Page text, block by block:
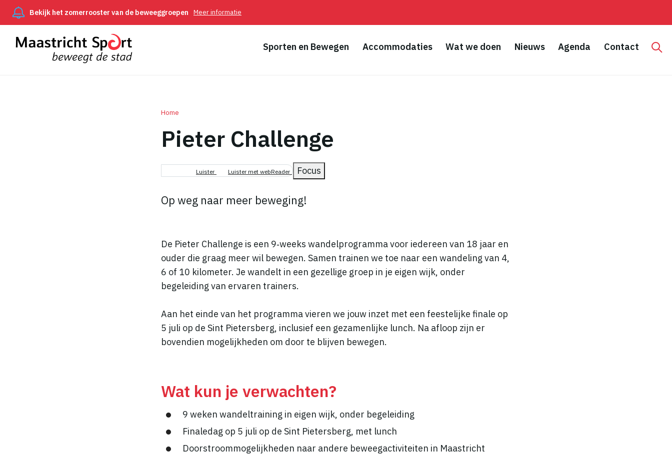
Bekijk het zomerrooster van de beweeggroepen Meer informatie
Sporten en Bewegen Accommodaties Wat we doen Nieuws Agenda Contact
Kruimelpad
Home
Pieter Challenge
Luister Luister met webReader Focus
Op weg naar meer beweging!
De Pieter Challenge is een 9‑weeks wandelprogramma voor iedereen van 18 jaar en
ouder die graag meer wil bewegen. Samen trainen we toe naar een wandeling van 4,
6 of 10 kilometer. Je wandelt in een gezellige groep in je eigen wijk, onder
begeleiding van ervaren trainers.
Aan het einde van het programma vieren we jouw inzet met een feestelijke finale op
5 juli op de Sint Pietersberg, inclusief een gezamenlijke lunch. Na afloop zijn er
bovendien mogelijkheden om door te blijven bewegen.
Wat kun je verwachten?
9 weken wandeltraining in eigen wijk, onder begeleiding
Finaledag op 5 juli op de Sint Pietersberg, met lunch
Doorstroommogelijkheden naar andere beweegactiviteiten in Maastricht